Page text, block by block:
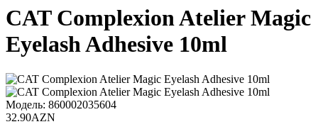
CAT Complexion Atelier Magic
Eyelash Adhesive 10ml
Модель: 860002035604
32.90AZN